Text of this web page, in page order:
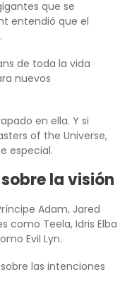
que se
entendió que el
de toda la vida
nuevos
en ella. Y si
of the Universe,
especial.
la visión
Adam, Jared
como Teela, Idris Elba
Evil Lyn.
las intenciones